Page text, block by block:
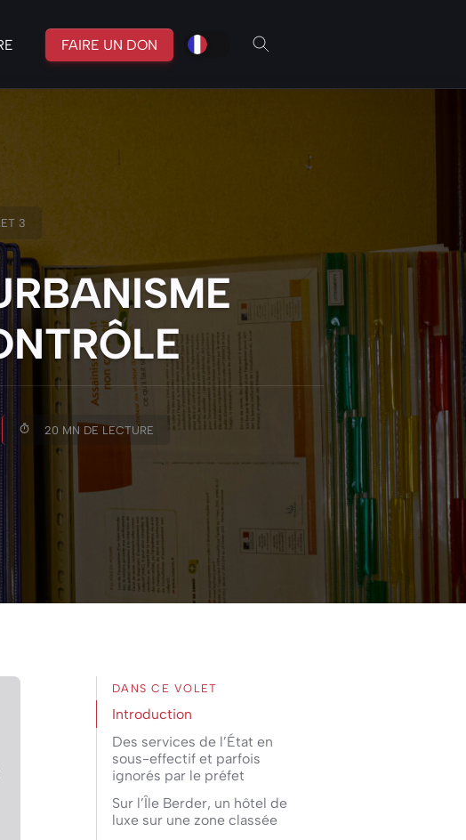
FAIRE UN DON br
3
20 MN DE LECTURE
DANS CE VOLET
Introduction
Des services de l’État en
sous-effectif et parfois
ignorés par le préfet
Sur l’Île Berder, un hôtel de
luxe sur une zone classée